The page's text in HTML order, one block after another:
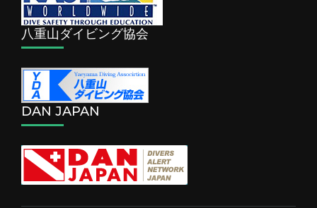
八重山ダイビング協会
DAN JAPAN